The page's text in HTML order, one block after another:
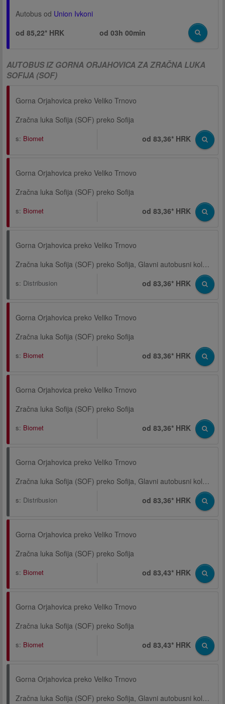
Autobus od Union Ivkoni
od 85,22* HRK
od03h 00min
AUTOBUS IZ GORNA ORJAHOVICA ZA ZRAČNA LUKA
SOFIJA (SOF)
Gorna Orjahovica preko Veliko Trnovo
Zračna luka Sofija (SOF) preko Sofija
s: Biomet od 83,36* HRK
Gorna Orjahovica preko Veliko Trnovo
Zračna luka Sofija (SOF) preko Sofija
s: Biomet od 83,36* HRK
Gorna Orjahovica preko Veliko Trnovo
Zračna luka Sofija (SOF) preko Sofija, Glavni autobusni kolodvor
s: Distribusion od 83,36* HRK
Gorna Orjahovica preko Veliko Trnovo
Zračna luka Sofija (SOF) preko Sofija
s: Biomet od 83,36* HRK
Gorna Orjahovica preko Veliko Trnovo
Zračna luka Sofija (SOF) preko Sofija
s: Biomet od 83,36* HRK
Gorna Orjahovica preko Veliko Trnovo
Zračna luka Sofija (SOF) preko Sofija, Glavni autobusni kolodvor
s: Distribusion od 83,36* HRK
Gorna Orjahovica preko Veliko Trnovo
Zračna luka Sofija (SOF) preko Sofija
s: Biomet od 83,43* HRK
Gorna Orjahovica preko Veliko Trnovo
Zračna luka Sofija (SOF) preko Sofija
s: Biomet od 83,43* HRK
Gorna Orjahovica preko Veliko Trnovo
Zračna luka Sofija (SOF) preko Sofija, Glavni autobusni kolodvor